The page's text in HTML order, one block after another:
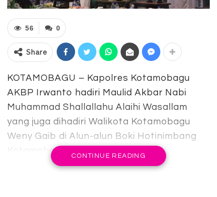
0
56
Share
KOTAMOBAGU – Kapolres Kotamobagu
AKBP Irwanto hadiri Maulid Akbar Nabi
Muhammad Shallallahu Alaihi Wasallam
yang juga dihadiri Walikota Kotamobagu
Weny Gaib di Alun-alun Boki Hotinimbang
Kotamobagu, Senin (29/9/2025).
CONTINUE READING